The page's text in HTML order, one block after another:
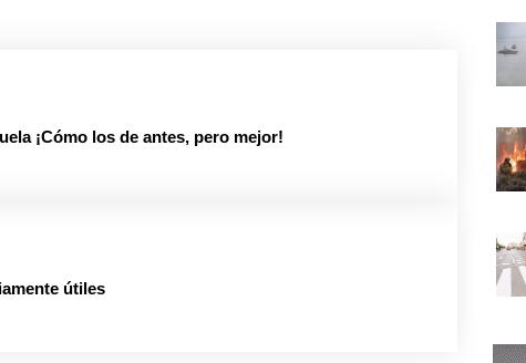
¡Cómo los de antes, pero mejor!
útiles